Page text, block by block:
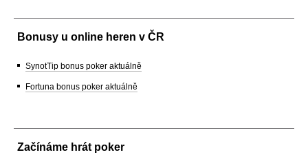
Bonusy u online heren v ČR
SynotTip bonus poker aktuálně
Fortuna bonus poker aktuálně
Začínáme hrát poker